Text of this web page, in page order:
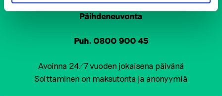
Päihdeneuvonta
Puh. 0800 900 45
Avoinna 24/7 vuoden jokaisena päivänä
Soittaminen on maksutonta ja anonyymiä